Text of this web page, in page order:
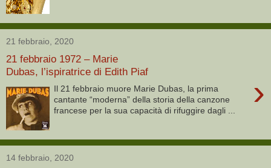
21 febbraio, 2020
21 febbraio 1972 – Marie
Dubas, l’ispiratrice di Edith Piaf
›
Il 21 febbraio muore Marie Dubas, la prima
cantante “moderna” della storia della canzone
francese per la sua capacità di rifuggire dagli ...
14 febbraio, 2020